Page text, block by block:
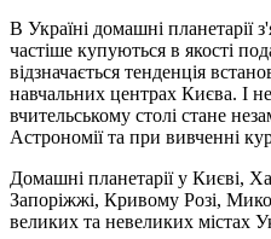
В Україні домашні планетарії
частіше купуються в якості
відзначається тенденція
навчальних центрах Києва. І
вчительському столі стане
Астрономії та при вивченні
Домашні планетарії у Києві,
Запоріжжі, Кривому Розі,
великих та невеликих містах